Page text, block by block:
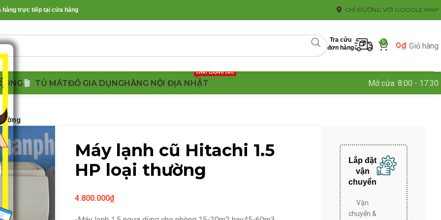
hàng trực tiếp tại cửa hàng CHỈ ĐƯỜNG VỚI GOOGLE MAP
Tra cứu
đơn hàng
0 0₫ Giỏ hàng
TỦ MÁTĐỒ GIA DỤNGHÀNG NỘI ĐỊA NHẬT
CHẤT LƯỢNG CAO
Mở cửa: 8:00 - 17:30
Máy lạnh cũ Hitachi 1.5
HP loại thường
4.800.000₫
Lắp đặt
vận
chuyển
Vận
chuyển &